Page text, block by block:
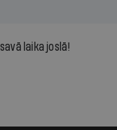
laika joslā!